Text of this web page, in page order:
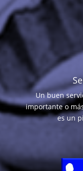
Un buen
importante o
es un